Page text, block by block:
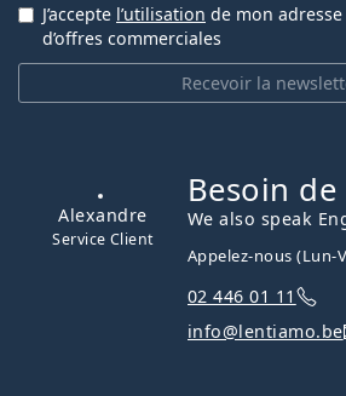
Recevoir la
J’accepte l’utilisation de mon adresse
d’offres commerciales
Alexandre
Service Client
Besoin
We also speak
Appelez-nous (Lun-
02 446 01 11
info@lentiamo.be